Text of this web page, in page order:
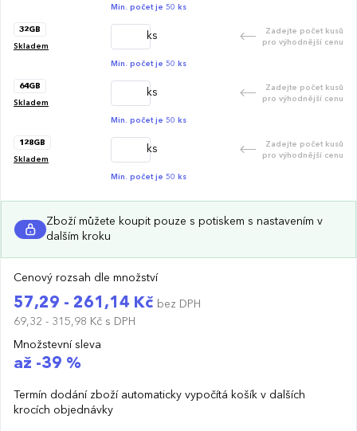
Min. počet je 50 ks
32GB
Skladem
ks
Zadejte počet kusů
pro výhodnější cenu
Min. počet je 50 ks
64GB
Skladem
ks
Zadejte počet kusů
pro výhodnější cenu
Min. počet je 50 ks
128GB
Skladem
ks
Zadejte počet kusů
pro výhodnější cenu
Min. počet je 50 ks
Zboží můžete koupit pouze s potiskem s nastavením v
dalším kroku
Cenový rozsah dle množství
57,29 - 261,14 Kč bez DPH
69,32 - 315,98 Kč s DPH
Množstevní sleva
až -39 %
Termín dodání zboží automaticky vypočítá košík v dalších
krocích objednávky